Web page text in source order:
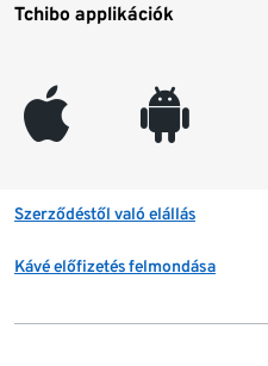
Tchibo applikációk
appleinc android
Szerződéstől való elállás
Kávé előfizetés felmondása